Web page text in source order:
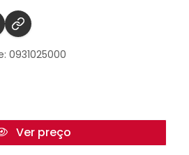
0931025000
Ver preço